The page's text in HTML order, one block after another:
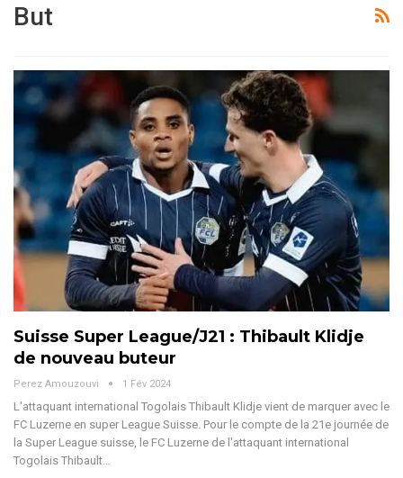
But
Suisse Super League/J21 : Thibault Klidje
de nouveau buteur
Perez Amouzouvi 1 Fév 2024
L'attaquant international Togolais Thibault Klidje vient de marquer avec le
FC Luzerne en super League Suisse. Pour le compte de la 21e journée de
la Super League suisse, le FC Luzerne de l'attaquant international
Togolais Thibault